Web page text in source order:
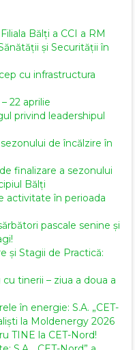
Bălți a CCI a RM
și Securității în
cu infrastructura
22 aprilie
privind leadershipul
de încălzire în
finalizare a sezonului
Bălți
activitate în perioada
pascale senine și
și Stagii de Practică:
tinerii – ziua a doua a
în energie: S.A. „CET-
la Moldenergy 2026
TINE la CET-Nord!